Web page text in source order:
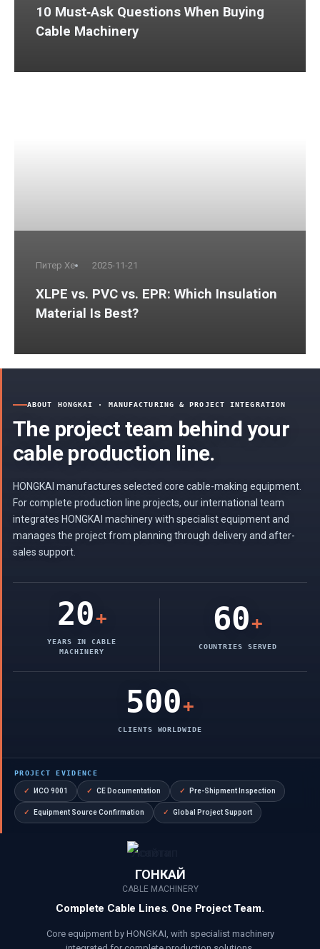
10 Must‑Ask Questions When Buying
Cable Machinery
Питер Хе 2025-11-21
XLPE vs. PVC vs. EPR: Which Insulation
Material Is Best?
ABOUT HONGKAI · MANUFACTURING & PROJECT INTEGRATION
The project team behind your
cable production line.
HONGKAI manufactures selected core cable-making equipment.
For complete production line projects, our international team
integrates HONGKAI machinery with specialist equipment and
manages the project from planning through delivery and after-
sales support.
20+
YEARS IN CABLE
MACHINERY
60+
COUNTRIES SERVED
500+
CLIENTS WORLDWIDE
PROJECT EVIDENCE
✓ ИСО 9001 ✓ CE Documentation ✓ Pre-Shipment Inspection
✓ Equipment Source Confirmation ✓ Global Project Support
ГОНКАЙ
CABLE MACHINERY
Complete Cable Lines. One Project Team.
Core equipment by HONGKAI, with specialist machinery